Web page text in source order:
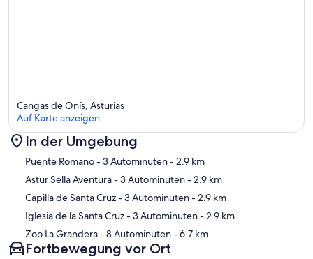
Karte
Cangas de Onís, Asturias
Auf Karte anzeigen
In der Umgebung
Puente Romano- 3 Autominuten- 2.9 km
Astur Sella Aventura- 3 Autominuten- 2.9 km
Capilla de Santa Cruz- 3 Autominuten- 2.9 km
Iglesia de la Santa Cruz- 3 Autominuten- 2.9 km
Zoo La Grandera- 8 Autominuten- 6.7 km
Fortbewegung vor Ort